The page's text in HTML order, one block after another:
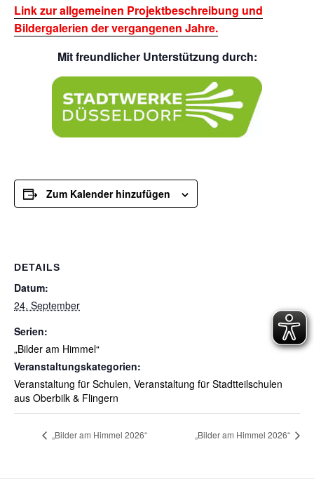
Link zur allgemeinen Projektbeschreibung und
Bildergalerien der vergangenen Jahre.
Mit freundlicher Unterstützung durch:
Zum Kalender hinzufügen
DETAILS
Datum:
24. September
Serien:
„Bilder am Himmel“
Veranstaltungskategorien:
Veranstaltung für Schulen, Veranstaltung für Stadtteilschulen
aus Oberbilk & Flingern
„Bilder am Himmel 2026“ „Bilder am Himmel 2026“